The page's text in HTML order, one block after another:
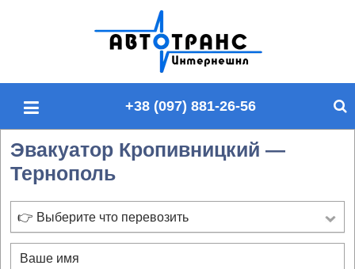
п
т
+38 (097) 881-26-56
Эвакуатор Кропивницкий —
Тернополь
👉 Выберите что перевозить